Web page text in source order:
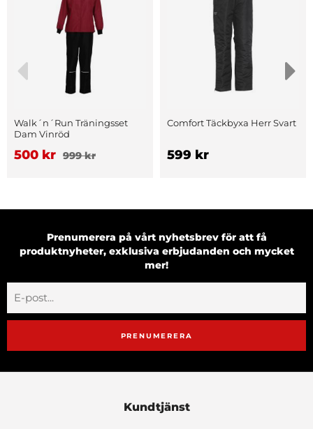
Walk´n´Run Träningsset
Dam Vinröd
500 kr 999 kr
Comfort Täckbyxa Herr Svart
599 kr
Prenumerera på vårt nyhetsbrev för att få
produktnyheter, exklusiva erbjudanden och mycket
mer!
PRENUMERERA
Kundtjänst